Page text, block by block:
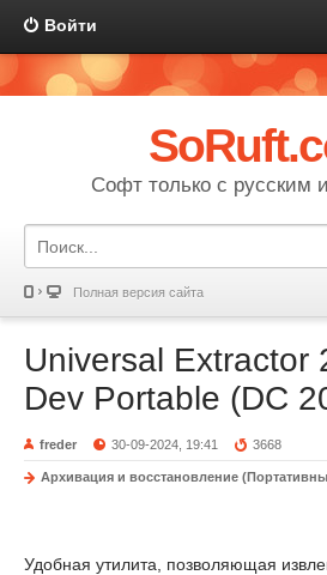
Войти
Софт только с русским
Полная версия сайта
Universal Extractor
Dev Portable (DC
freder 30-09-2024, 19:41 3668
Архивация и восстановление
Удобная утилита, позволяющая